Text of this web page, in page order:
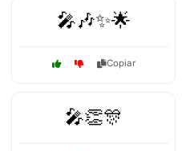
🎤🎶✨🌟
Copiar
🎤👏🎊